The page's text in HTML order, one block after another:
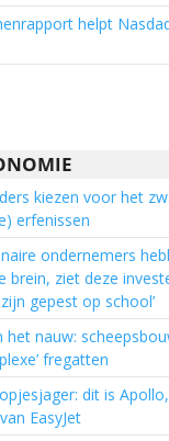
helpt
kiezen voor het
erfenissen
ondernemers
brein, ziet deze
gepest op school’
het nauw:
fregatten
dit is
EasyJet